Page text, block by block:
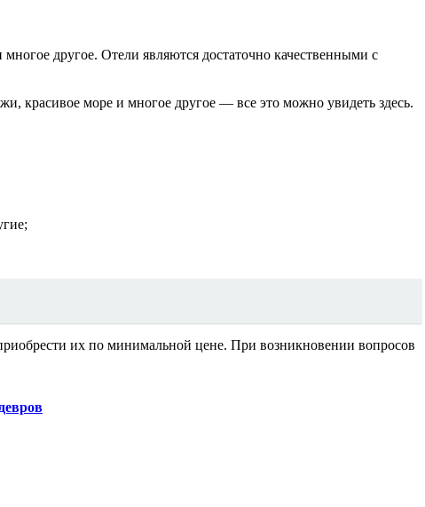
другое. Отели являются достаточно качественными с
красивое море и многое другое — все это можно увидеть здесь.
их по минимальной цене. При возникновении вопросов